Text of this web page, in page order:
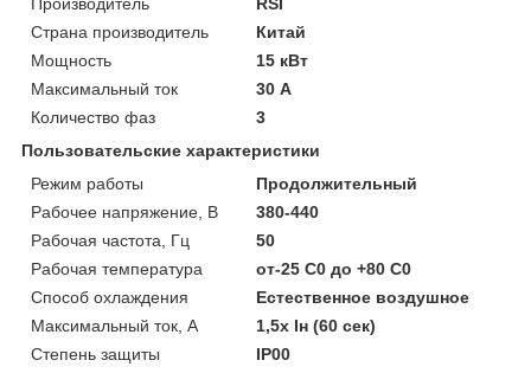
Производитель
RSI
Страна производитель
Китай
Мощность
15 кВт
Максимальный ток
30 А
Количество фаз
3
Пользовательские характеристики
Режим работы
Продолжительный
Рабочее напряжение, В
380-440
Рабочая частота, Гц
50
Рабочая температура
от-25 С0 до +80 С0
Способ охлаждения
Естественное воздушное
Максимальный ток, А
1,5х Iн (60 сек)
Степень защиты
IP00